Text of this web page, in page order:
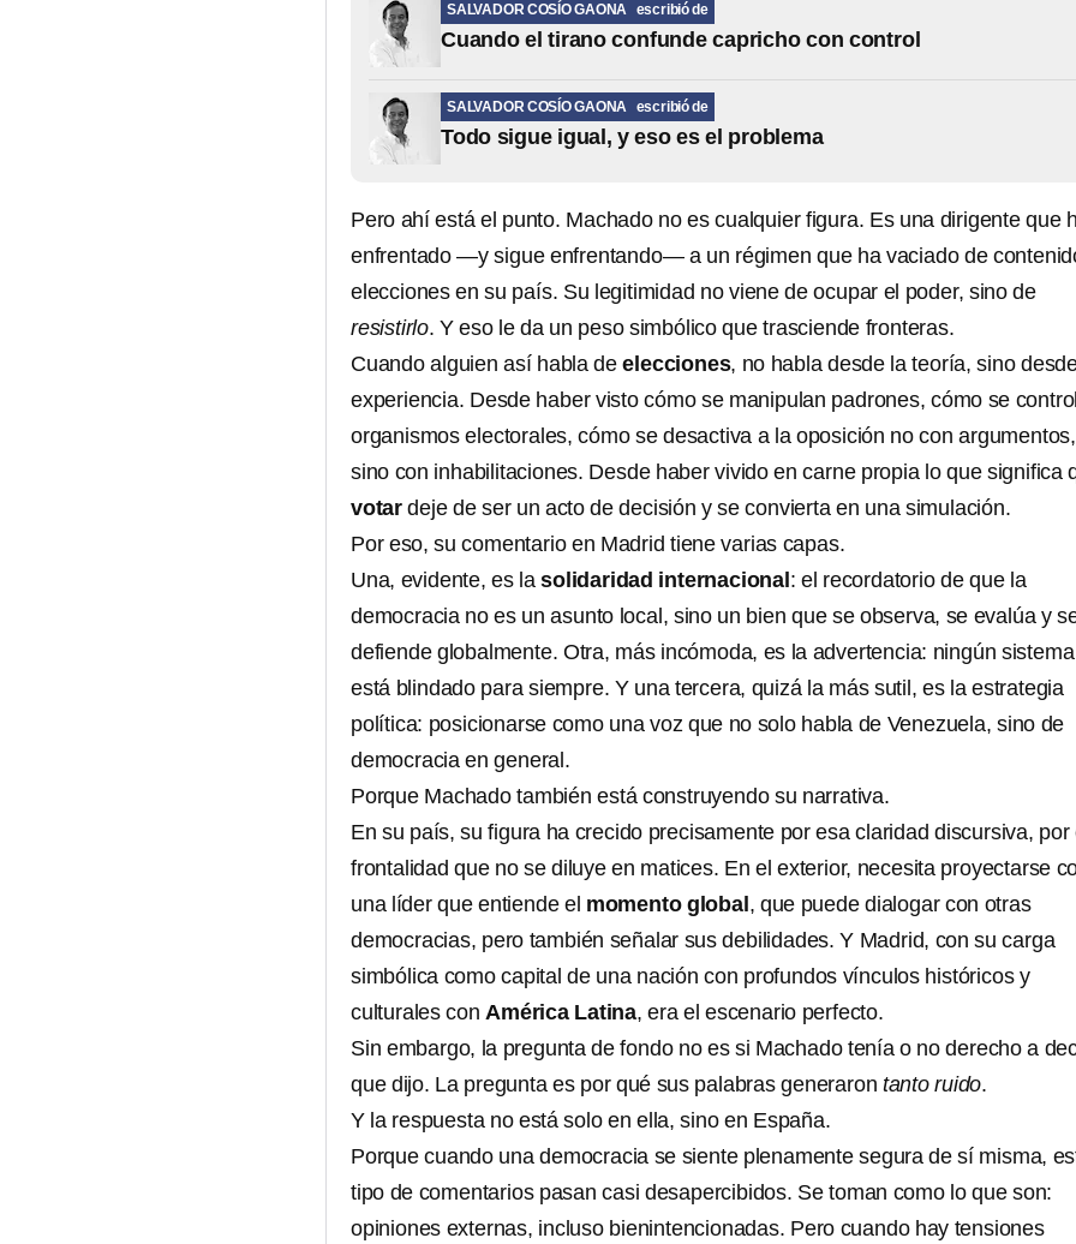
SALVADOR COSÍO GAONA escribió de
Cuando el tirano confunde capricho con control
SALVADOR COSÍO GAONA escribió de
Todo sigue igual, y eso es el problema
Pero ahí está el punto. Machado no es cualquier figura. Es una dirigente que
enfrentado —y sigue enfrentando— a un régimen que ha vaciado de
elecciones en su país. Su legitimidad no viene de ocupar el poder, sino de
resistirlo. Y eso le da un peso simbólico que trasciende fronteras.
Cuando alguien así habla deelecciones, no habla desde la teoría, sino
experiencia. Desde haber visto cómo se manipulan padrones, cómo se
organismos electorales, cómo se desactiva a la oposición no con argumentos,
sino con inhabilitaciones. Desde haber vivido en carne propia lo que significa
votar deje de ser un acto de decisión y se convierta en una simulación.
Por eso, su comentario en Madrid tiene varias capas.
Una, evidente, es lasolidaridad internacional : el recordatorio de que la
democracia no es un asunto local, sino un bien que se observa, se evalúa y
defiende globalmente. Otra, más incómoda, es la advertencia: ningún sistema
está blindado para siempre. Y una tercera, quizá la más sutil, es la estrategia
política: posicionarse como una voz que no solo habla de Venezuela, sino de
democracia en general.
Porque Machado también está construyendo su narrativa.
En su país, su figura ha crecido precisamente por esa claridad discursiva, por
frontalidad que no se diluye en matices. En el exterior, necesita proyectarse
una líder que entiende el momento global , que puede dialogar con otras
democracias, pero también señalar sus debilidades. Y Madrid, con su carga
simbólica como capital de una nación con profundos vínculos históricos y
culturales conAmérica Latina, era el escenario perfecto.
Sin embargo, la pregunta de fondo no es si Machado tenía o no derecho a
que dijo. La pregunta es por qué sus palabras generaron tanto ruido.
Y la respuesta no está solo en ella, sino en España.
Porque cuando una democracia se siente plenamente segura de sí misma,
tipo de comentarios pasan casi desapercibidos. Se toman como lo que son:
opiniones externas, incluso bienintencionadas. Pero cuando hay tensiones